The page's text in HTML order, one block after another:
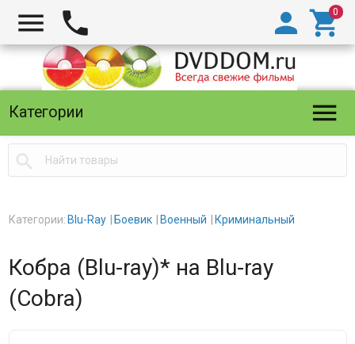
  

Категории 

Категории: Blu-Ray Боевик Военный Криминальный
Кобра (Blu-ray)* на Blu-ray
(Cobra)